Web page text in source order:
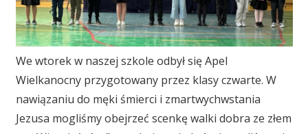
We wtorek w naszej szkole odbył się Apel
Wielkanocny przygotowany przez klasy czwarte. W
nawiązaniu do męki śmierci i zmartwychwstania
Jezusa mogliśmy obejrzeć scenkę walki dobra ze złem